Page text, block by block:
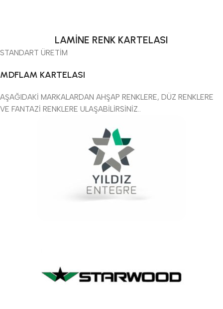
LAMİNE RENK KARTELASI
STANDART ÜRETİM
MDFLAM KARTELASI
AŞAĞIDAKİ MARKALARDAN AHŞAP RENKLERE, DÜZ RENKLERE
VE FANTAZİ RENKLERE ULAŞABİLİRSİNİZ..